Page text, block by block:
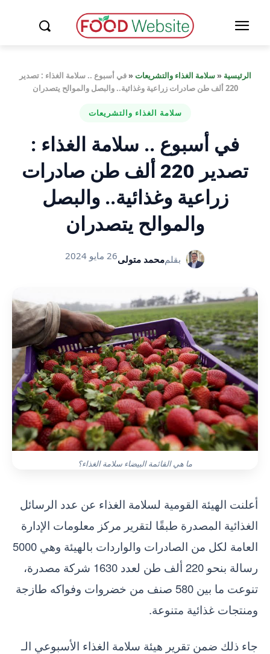
الرئيسية «سلامة الغذاء والتشريعات«في أسبوع .. سلامة الغذاء : تصدير
220 ألف طن صادرات زراعية وغذائية.. والبصل والموالح يتصدران
سلامة الغذاء والتشريعات
في أسبوع .. سلامة الغذاء :
تصدير 220 ألف طن صادرات
زراعية وغذائية.. والبصل
والموالح يتصدران
بقلممحمد متولى26 مايو 2024
ما هي القائمة البيضاء سلامة الغذاء؟
أعلنت الهيئة القومية لسلامة الغذاء عن عدد الرسائل
الغذائية المصدرة طبقًا لتقرير مركز معلومات الإدارة
العامة لكل من الصادرات والواردات بالهيئة وهي 5000
رسالة بنحو 220 ألف طن لعدد 1630 شركة مصدرة،
تنوعت ما بين 580 صنف من خضروات وفواكه طازجة
ومنتجات غذائية متنوعة.
جاء ذلك ضمن تقرير هيئة سلامة الغذاء الأسبوعي الـ